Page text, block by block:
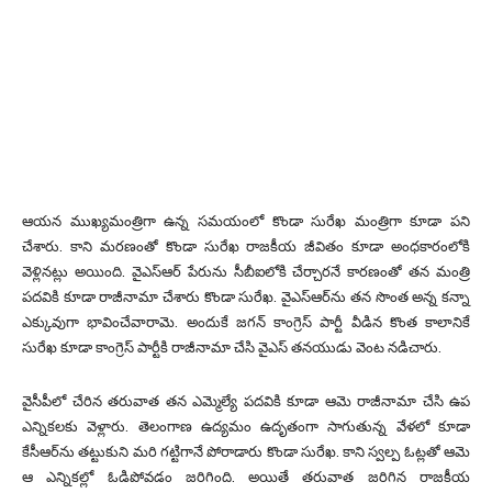
ఆయన ముఖ్యమంత్రిగా ఉన్న సమయంలో కొండా సురేఖ మంత్రిగా కూడా పని
చేశారు. కాని మరణంతో కొండా సురేఖ రాజకీయ జీవితం కూడా అంధకారంలోకి
వెళ్లినట్లు అయింది. వైఎస్ఆర్ పేరును సీబీఐలోకి చేర్చారనే కారణంతో తన మంత్రి
పదవికి కూడా రాజీనామా చేశారు కొండా సురేఖ. వైఎస్ఆర్‌ను తన సొంత అన్న కన్నా
ఎక్కువుగా భావించేవారామె. అందుకే జగన్ కాంగ్రెస్ పార్టీ వీడిన కొంత కాలానికే
సురేఖ కూడా కాంగ్రెస్ పార్టీకి రాజీనామా చేసి వైఎస్ తనయుడు వెంట నడిచారు.
వైసీపీలో చేరిన తరువాత తన ఎమ్మెల్యే పదవికి కూడా ఆమె రాజీనామా చేసి ఉప
ఎన్నికలకు వెళ్లారు. తెలంగాణ ఉద్యమం ఉదృతంగా సాగుతున్న వేళలో కూడా
కేసీఆర్‌ను తట్టుకుని మరి గట్టిగానే పోరాడారు కొండా సురేఖ. కాని స్వల్ప ఓట్లతో ఆమె
ఆ ఎన్నికల్లో ఓడిపోవడం జరిగింది. అయితే తరువాత జరిగిన రాజకీయ